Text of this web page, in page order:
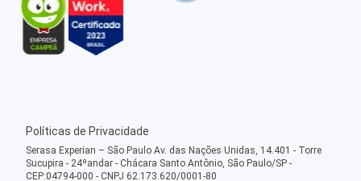
Políticas de Privacidade
Serasa Experian – São Paulo Av. das Nações Unidas, 14.401 - Torre
Sucupira - 24ºandar - Chácara Santo Antônio, São Paulo/SP -
CEP:04794-000 - CNPJ 62.173.620/0001-80